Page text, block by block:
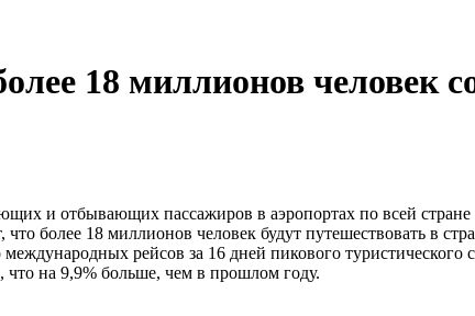
18 миллионов человек
и отбывающих пассажиров в аэропортах по всей
более 18 миллионов человек будут путешествовать в
рейсов за 16 дней пикового туристического
что на 9,9% больше, чем в прошлом году.